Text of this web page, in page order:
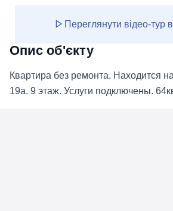
Переглянути відео-тур
Опис об'єкту
Квартира без ремонта. Находится
19а. 9 этаж. Услуги подключены.